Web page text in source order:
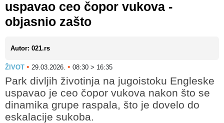
uspavao ceo čopor vukova -
objasnio zašto
Autor: 021.rs
ŽIVOT • 29.03.2026. • 08:30 > 16:35
Park divljih životinja na jugoistoku Engleske
uspavao je ceo čopor vukova nakon što se
dinamika grupe raspala, što je dovelo do
eskalacije sukoba.